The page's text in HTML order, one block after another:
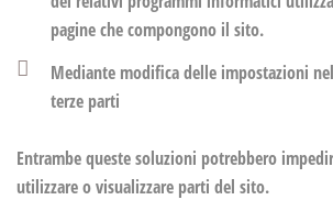
pagine che compongono il sito.
Mediante modifica delle impostazioni
terze parti
Entrambe queste soluzioni potrebbero
utilizzare o visualizzare parti del sito.